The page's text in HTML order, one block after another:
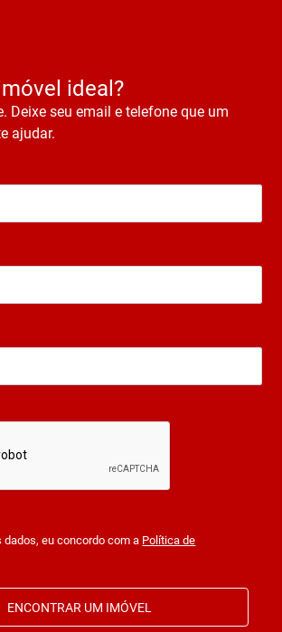
ideal?
Deixe seu email e telefone que um
ajudar.
dados, eu concordo com a Política de
ENCONTRAR UM IMÓVEL